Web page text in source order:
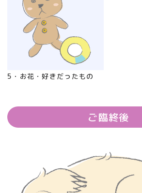
5・お花・好きだったもの
ご臨終後